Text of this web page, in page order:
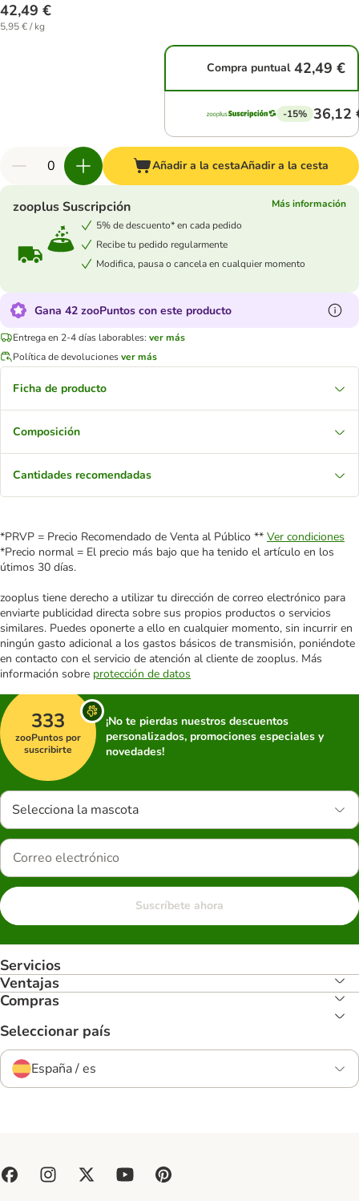
42,49 €
5,95 € / kg
Compra puntual 42,49 €
-15% 36,12
Añadir a la cestaAñadir a la cesta
zooplus Suscripción
Más información
5% de descuento* en cada pedido
Recibe tu pedido regularmente
Modifica, pausa o cancela en cualquier momento
Gana 42 zooPuntos con este producto
Entrega en 2-4 días laborables: ver más
Política de devolucionesver más
Ficha de producto
Composición
Cantidades recomendadas
*PRVP = Precio Recomendado de Venta al Público ** Ver condiciones
*Precio normal = El precio más bajo que ha tenido el artículo en los
útimos 30 días.
zooplus tiene derecho a utilizar tu dirección de correo electrónico para
enviarte publicidad directa sobre sus propios productos o servicios
similares. Puedes oponerte a ello en cualquier momento, sin incurrir en
ningún gasto adicional a los gastos básicos de transmisión, poniéndote
en contacto con el servicio de atención al cliente de zooplus. Más
información sobre protección de datos
333
zooPuntos por
suscribirte
¡No te pierdas nuestros descuentos
personalizados, promociones especiales y
novedades!
Selecciona la mascota
Suscríbete ahora
Servicios
Ventajas
Compras
Seleccionar país
España / es